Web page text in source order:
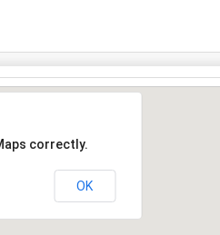
correctly.
OK